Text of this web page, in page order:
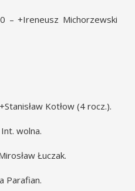
– +Ireneusz Michorzewski
Kotłow (4 rocz.).
wolna.
Łuczak.
Parafian.